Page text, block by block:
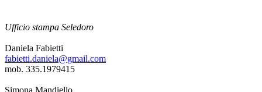
Ufficio stampa Seledoro
Daniela Fabietti
fabietti.daniela@gmail.com
mob. 335.1979415
Simona Mandiello